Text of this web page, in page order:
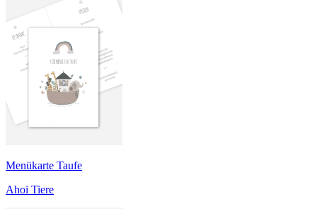
Menükarte Taufe
Ahoi Tiere